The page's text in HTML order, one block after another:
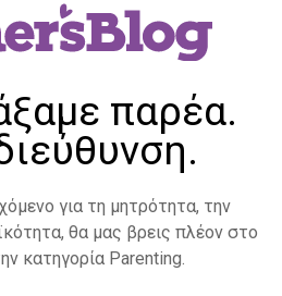
παρέα.
για τη μητρότητα, την
θα μας βρεις πλέον στο
κατηγορία Parenting.